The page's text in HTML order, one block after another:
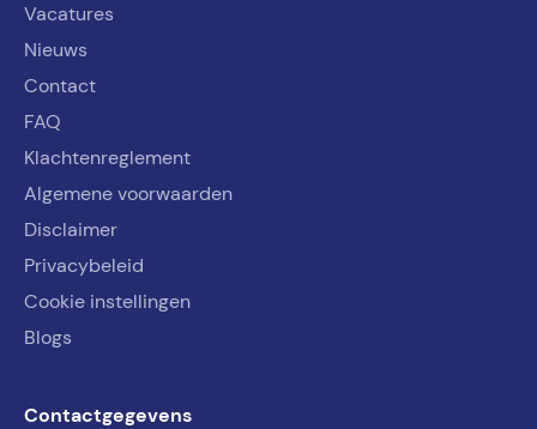
Vacatures
Nieuws
Contact
FAQ
Klachtenreglement
Algemene voorwaarden
Disclaimer
Privacybeleid
Cookie instellingen
Blogs
Contactgegevens